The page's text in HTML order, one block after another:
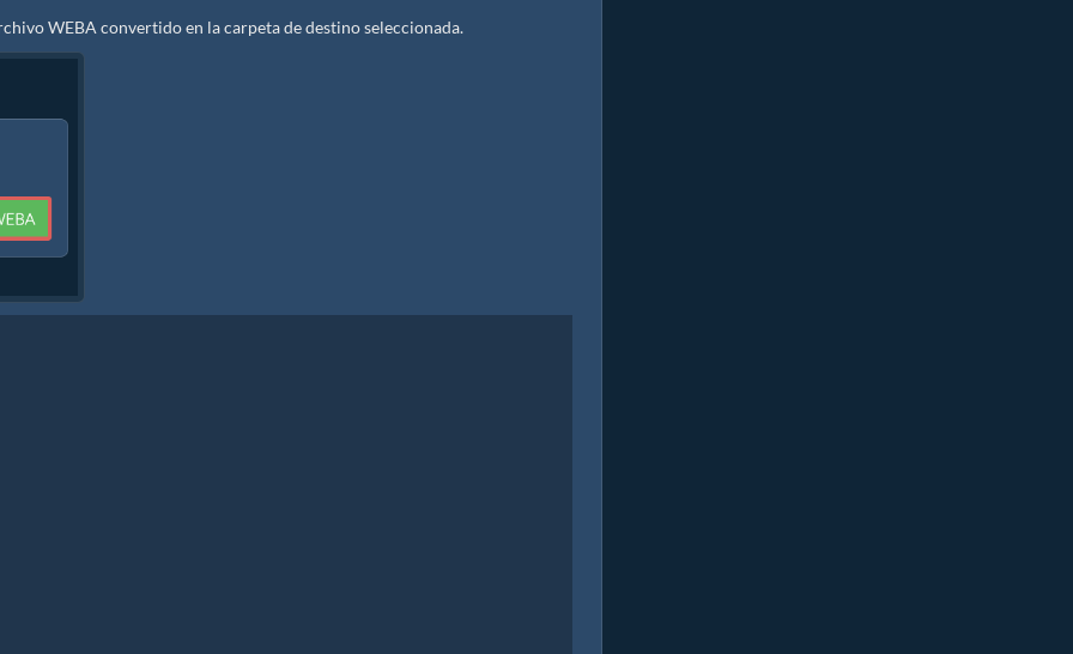
WEBA convertido en la carpeta de destino seleccionada.